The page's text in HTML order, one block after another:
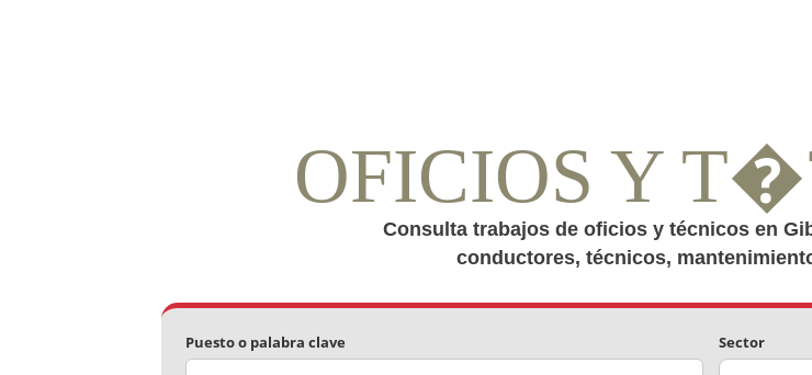
OFICIOS Y
Consulta trabajos de oficios y técnicos en
conductores, técnicos,
Puesto o palabra clave Sector